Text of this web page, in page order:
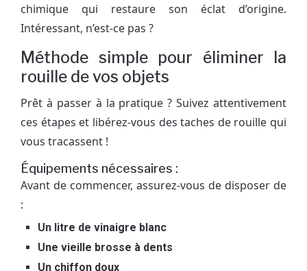
chimique qui restaure son éclat d’origine.
Intéressant, n’est-ce pas ?
Méthode simple pour éliminer la
rouille de vos objets
Prêt à passer à la pratique ? Suivez attentivement
ces étapes et libérez-vous des taches de rouille qui
vous tracassent !
Équipements nécessaires :
Avant de commencer, assurez-vous de disposer de
:
Un litre de vinaigre blanc
Une vieille brosse à dents
Un chiffon doux